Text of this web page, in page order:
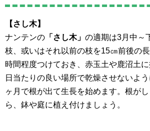
【さし木】
ナンテンの 「さし木」 の適期は3月中～
枝、或いはそれ以前の枝を15㎝前後の
時間程度つけておき、赤玉土や鹿沼土に
日当たりの良い場所で乾燥させないよ
ヶ月で根が出て生長を始めます。根が
ら、鉢や庭に植え付けましょう。